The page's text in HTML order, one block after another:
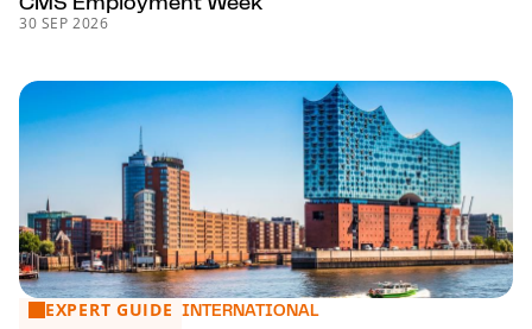
30 SEP 2026
Remote Working Legislation, Laws & Regulations in
EXPERT GUIDE INTERNATIONAL